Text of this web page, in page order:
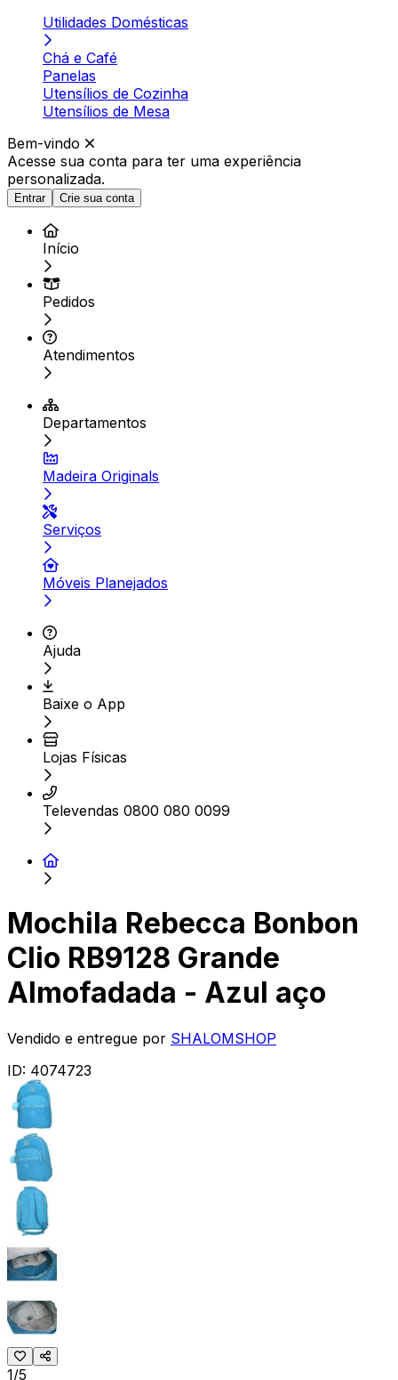
Utilidades Domésticas
Chá e Café
Panelas
Utensílios de Cozinha
Utensílios de Mesa
Bem-vindo
Acesse sua conta para ter uma experiência
personalizada.
Entrar Crie sua conta
Início
Pedidos
Atendimentos
Departamentos
Madeira Originals
Serviços
Móveis Planejados
Ajuda
Baixe o App
Lojas Físicas
Televendas 0800 080 0099
Mochila Rebecca Bonbon
Clio RB9128 Grande
Almofadada - Azul aço
Vendido e entregue por SHALOMSHOP
ID: 4074723
1/5